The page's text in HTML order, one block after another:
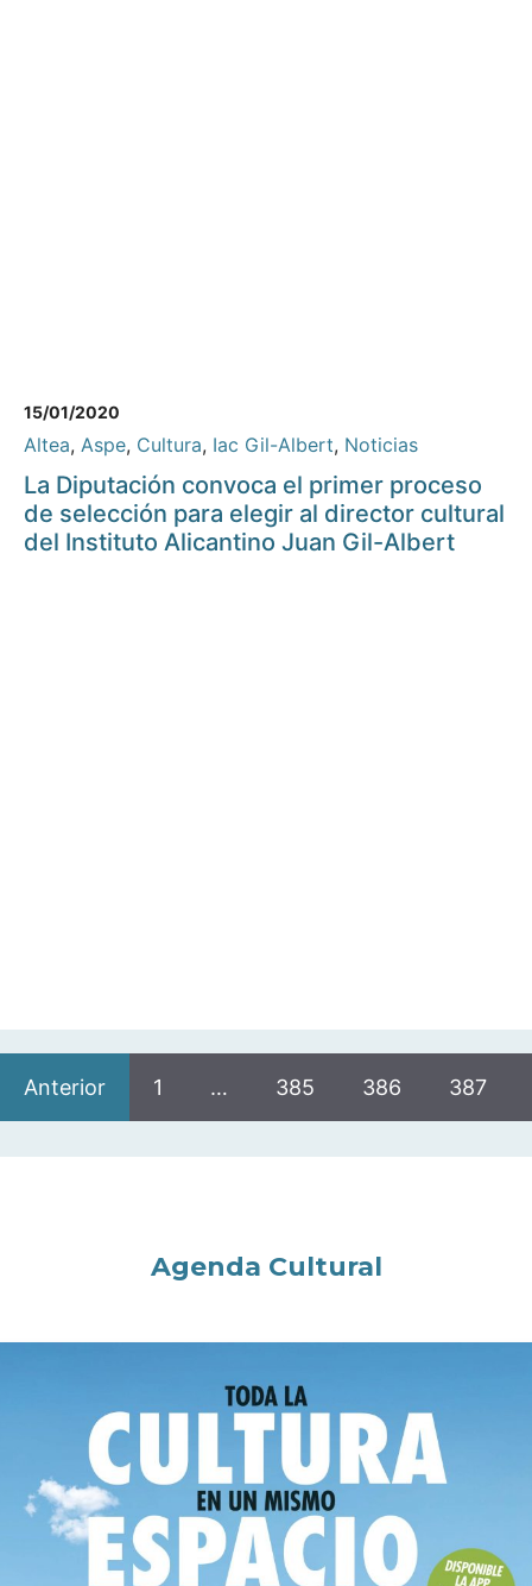
15/01/2020
Altea, Aspe, Cultura, Iac Gil-Albert, Noticias
La Diputación convoca el primer proceso
de selección para elegir al director cultural
del Instituto Alicantino Juan Gil-Albert
Anterior 1 … 385 386 387
Agenda Cultural